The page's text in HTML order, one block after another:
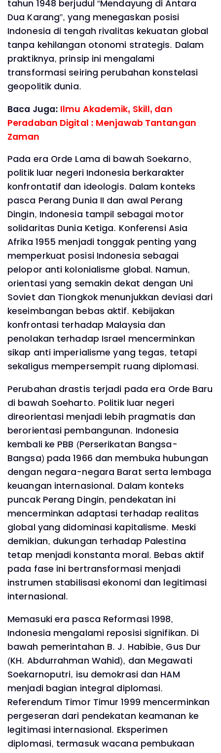
tahun 1948 berjudul “Mendayung di Antara
Dua Karang”, yang menegaskan posisi
Indonesia di tengah rivalitas kekuatan global
tanpa kehilangan otonomi strategis. Dalam
praktiknya, prinsip ini mengalami
transformasi seiring perubahan konstelasi
geopolitik dunia.
Baca Juga: Ilmu Akademik, Skill, dan
Peradaban Digital : Menjawab Tantangan
Zaman
Pada era Orde Lama di bawah Soekarno,
politik luar negeri Indonesia berkarakter
konfrontatif dan ideologis. Dalam konteks
pasca Perang Dunia II dan awal Perang
Dingin, Indonesia tampil sebagai motor
solidaritas Dunia Ketiga. Konferensi Asia
Afrika 1955 menjadi tonggak penting yang
memperkuat posisi Indonesia sebagai
pelopor anti kolonialisme global. Namun,
orientasi yang semakin dekat dengan Uni
Soviet dan Tiongkok menunjukkan deviasi dari
keseimbangan bebas aktif. Kebijakan
konfrontasi terhadap Malaysia dan
penolakan terhadap Israel mencerminkan
sikap anti imperialisme yang tegas, tetapi
sekaligus mempersempit ruang diplomasi.
Perubahan drastis terjadi pada era Orde Baru
di bawah Soeharto. Politik luar negeri
direorientasi menjadi lebih pragmatis dan
berorientasi pembangunan. Indonesia
kembali ke PBB (Perserikatan Bangsa-
Bangsa) pada 1966 dan membuka hubungan
dengan negara-negara Barat serta lembaga
keuangan internasional. Dalam konteks
puncak Perang Dingin, pendekatan ini
mencerminkan adaptasi terhadap realitas
global yang didominasi kapitalisme. Meski
demikian, dukungan terhadap Palestina
tetap menjadi konstanta moral. Bebas aktif
pada fase ini bertransformasi menjadi
instrumen stabilisasi ekonomi dan legitimasi
internasional.
Memasuki era pasca Reformasi 1998,
Indonesia mengalami reposisi signifikan. Di
bawah pemerintahan B. J. Habibie, Gus Dur
(KH. Abdurrahman Wahid), dan Megawati
Soekarnoputri, isu demokrasi dan HAM
menjadi bagian integral diplomasi.
Referendum Timor Timur 1999 mencerminkan
pergeseran dari pendekatan keamanan ke
legitimasi internasional. Eksperimen
diplomasi, termasuk wacana pembukaan